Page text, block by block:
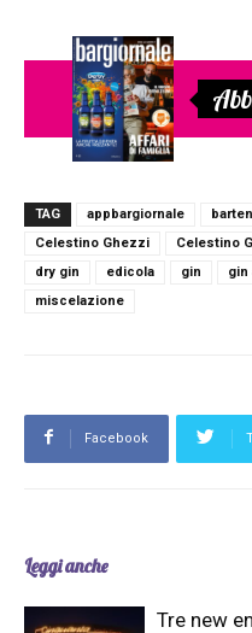
TAG appbargiornale
Celestino Ghezzi
Celestino
dry gin
edicola gin gin
miscelazione
Facebook
Leggi anche
Tre new